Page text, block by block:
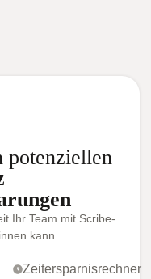
potenziellen
Ihr Team mit Scribe-
kann.
Zeitersparnisrechner